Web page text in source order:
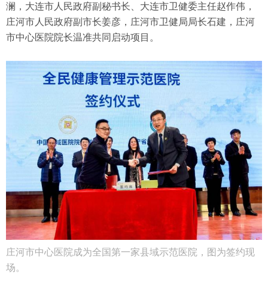
澜，大连市人民政府副秘书长、大连市卫健委主任赵作伟，
庄河市人民政府副市长姜彦，庄河市卫健局局长石建，庄河
市中心医院院长温准共同启动项目。
庄河市中心医院成为全国第一家县域示范医院，图为签约现
场。